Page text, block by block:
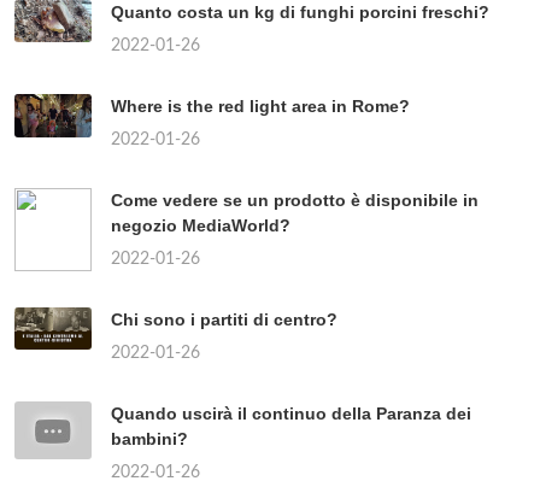
Quanto costa un kg di funghi porcini freschi?
2022-01-26
Where is the red light area in Rome?
2022-01-26
Come vedere se un prodotto è disponibile in
negozio MediaWorld?
2022-01-26
Chi sono i partiti di centro?
2022-01-26
Quando uscirà il continuo della Paranza dei
bambini?
2022-01-26